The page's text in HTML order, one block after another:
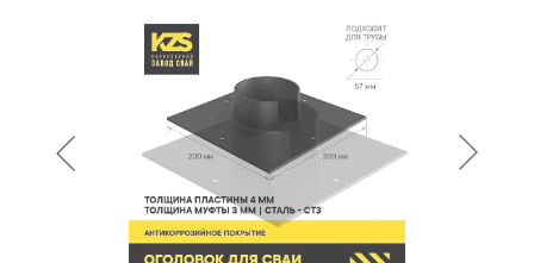
Контакты